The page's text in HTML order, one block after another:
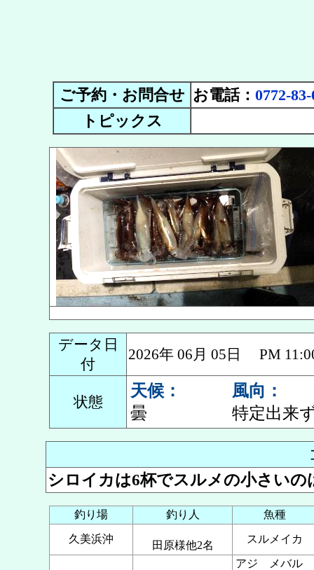
ご予約・お問合せ お電話： 0772-
トピックス
データ日
付
2026年 06月 05日 PM
状態
天候：
曇
風向：
特定出来
シロイカは6杯でスルメの小さい
釣り場 釣り人 魚種
久美浜沖
田原様他2名
スルメイカ
アジ メバル